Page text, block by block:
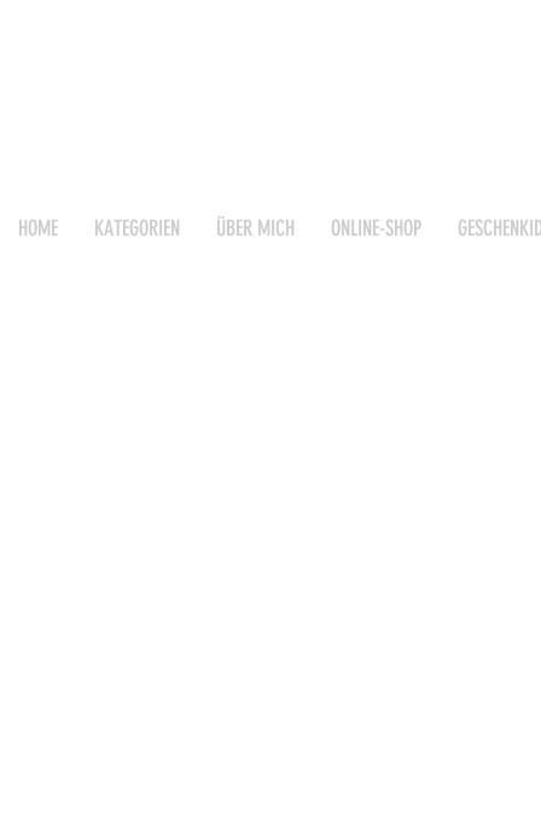
HOME KATEGORIEN ÜBER MICH ONLINE-SHOP